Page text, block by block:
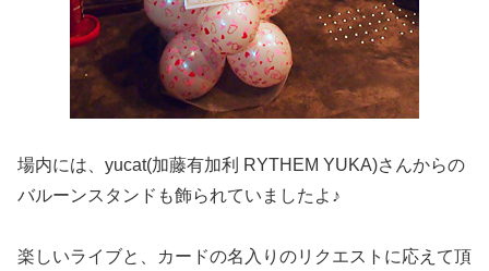
場内には、yucat(加藤有加利 RYTHEM YUKA)さんからの
バルーンスタンドも飾られていましたよ♪
楽しいライブと、カードの名入りのリクエストに応えて頂